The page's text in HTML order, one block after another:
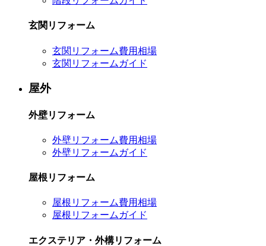
玄関リフォーム
玄関リフォーム費用相場
玄関リフォームガイド
屋外
外壁リフォーム
外壁リフォーム費用相場
外壁リフォームガイド
屋根リフォーム
屋根リフォーム費用相場
屋根リフォームガイド
エクステリア・外構リフォーム